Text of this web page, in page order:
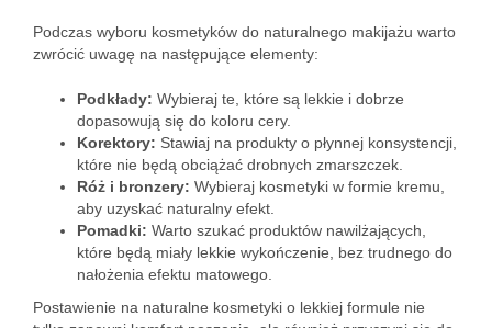
Podczas wyboru kosmetyków do naturalnego makijażu warto
zwrócić uwagę na następujące elementy:
Podkłady: Wybieraj te, które są lekkie i dobrze
dopasowują się do koloru cery.
Korektory: Stawiaj na produkty o płynnej konsystencji,
które nie będą obciążać drobnych zmarszczek.
Róż i bronzery: Wybieraj kosmetyki w formie kremu,
aby uzyskać naturalny efekt.
Pomadki: Warto szukać produktów nawilżających,
które będą miały lekkie wykończenie, bez trudnego do
nałożenia efektu matowego.
Postawienie na naturalne kosmetyki o lekkiej formule nie